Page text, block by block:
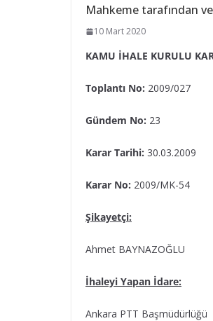
Mahkeme tarafından
10 Mart 2020
KAMU İHALE KURULU
Toplantı No: 2009/027
Gündem No: 23
Karar Tarihi: 30.03.2009
Karar No: 2009/MK-54
Şikayetçi:
Ahmet BAYNAZOĞLU
İhaleyi Yapan İdare:
Ankara PTT Başmüdürlüğü